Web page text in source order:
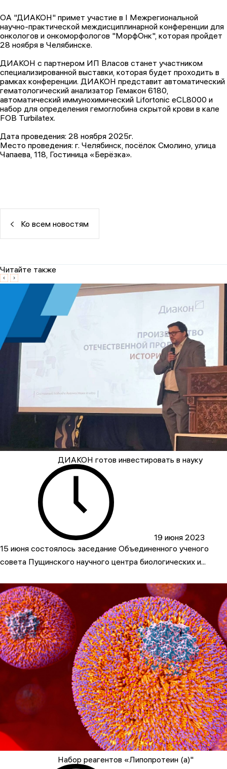
ОА "ДИАКОН" примет участие в I Межрегиональной
научно-практической междисциплинарной конференции для
онкологов и онкоморфологов "МорфОнк", которая пройдет
28 ноября в Челябинске.
ДИАКОН с партнером ИП Власов станет участником
специализированной выставки, которая будет проходить в
рамках конференции. ДИАКОН представит автоматический
гематологический анализатор Гемакон 6180,
автоматический иммунохимический Lifortonic eCL8000 и
набор для определения гемоглобина скрытой крови в кале
FOB Turbilatex.
Дата проведения: 28 ноября 2025г.
Место проведения: г. Челябинск, посёлок Смолино, улица
Чапаева, 118, Гостиница «Берёзка».
Ко всем новостям
Читайте также
ДИАКОН готов инвестировать в науку
19 июня 2023
15 июня состоялось заседание Объединенного ученого
совета Пущинского научного центра биологических и...
Набор реагентов «Липопротеин (а)"